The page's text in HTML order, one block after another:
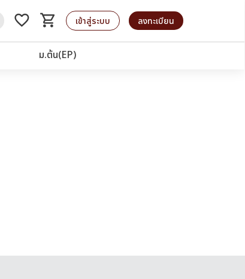
favorite_border shopping_cart
รถเข็น เข้าสู่ระบบ ลงทะเบียน
ม.ต้น(EP)